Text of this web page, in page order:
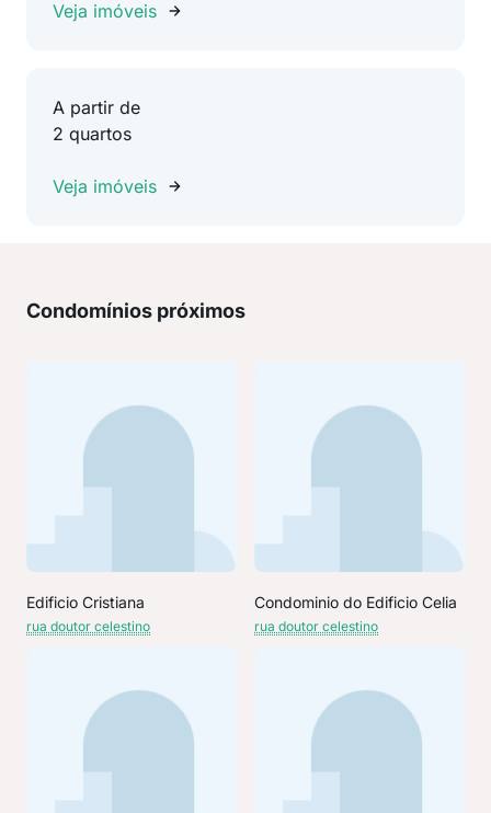
Veja imóveis
A partir de
2 quartos
Veja imóveis
Condomínios próximos
Edificio Cristiana
rua doutor celestino
Condominio do Edificio Celia
rua doutor celestino